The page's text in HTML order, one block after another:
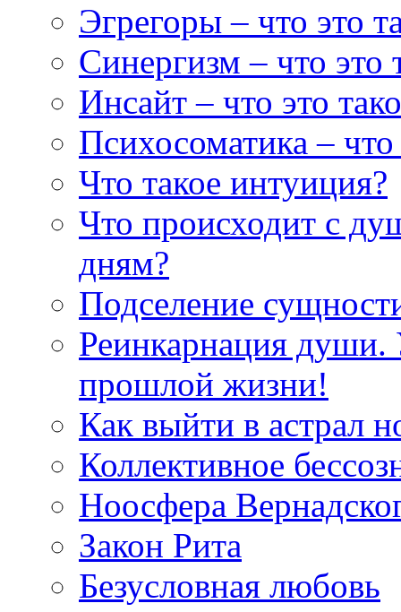
Эгрегоры – что это
Синергизм – что это
Инсайт – что это
Психосоматика – что
Что такое интуиция?
Что происходит с
дням?
Подселение
Реинкарнация
прошлой жизни!
Как выйти в астрал
Коллективное
Ноосфера
Закон Рита
Безусловная любовь